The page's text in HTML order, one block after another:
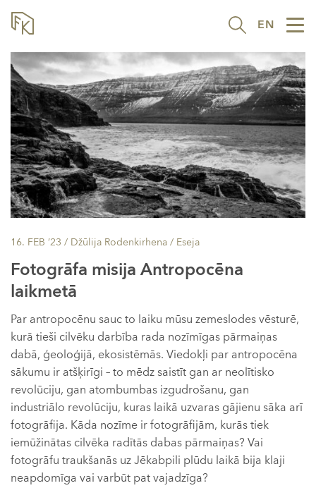
EN
16. FEB ’23 / Džūlija Rodenkirhena / Eseja
Fotogrāfa misija Antropocēna
laikmetā
Par antropocēnu sauc to laiku mūsu zemeslodes vēsturē,
kurā tieši cilvēku darbība rada nozīmīgas pārmaiņas
dabā, ģeoloģijā, ekosistēmās. Viedokļi par antropocēna
sākumu ir atšķirīgi – to mēdz saistīt gan ar neolītisko
revolūciju, gan atombumbas izgudrošanu, gan
industriālo revolūciju, kuras laikā uzvaras gājienu sāka arī
fotogrāfija. Kāda nozīme ir fotogrāfijām, kurās tiek
iemūžinātas cilvēka radītās dabas pārmaiņas? Vai
fotogrāfu traukšanās uz Jēkabpili plūdu laikā bija klaji
neapdomīga vai varbūt pat vajadzīga?